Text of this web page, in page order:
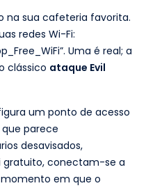
na sua cafeteria favorita.
redes Wi-Fi:
Uma é real; a
clássico ataque Evil
um ponto de acesso
parece
desavisados,
gratuito, conectam-se a
momento em que o